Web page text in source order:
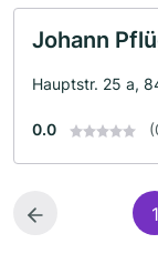
Johann
Hauptstr. 25 a,
0.0
1